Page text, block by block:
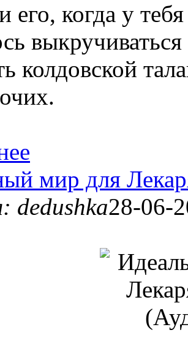
его, когда у
выкручиваться
колдовской
мир для
dedushka28-06-